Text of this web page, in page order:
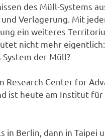
des Müll-Systems
Verlagerung. Mit
ein weiteres
nicht mehr
der Müll?
Research Center for
ist heute am Institut
in Berlin, dann in Taipei